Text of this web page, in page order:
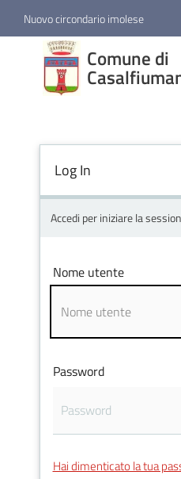
Vai al contenuto
Vai alla navigazione
Vai al footer
Nuovo circondario imolese
Comune di
Comune di
Casalfiumanese
Amministrazione
Novità
Vivere
Casalfiumanese
5x1000
Log In
Accedi per iniziare la
Nome utente
Password
Hai dimenticato la tua